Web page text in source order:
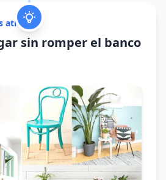
atrás
sin romper el banco